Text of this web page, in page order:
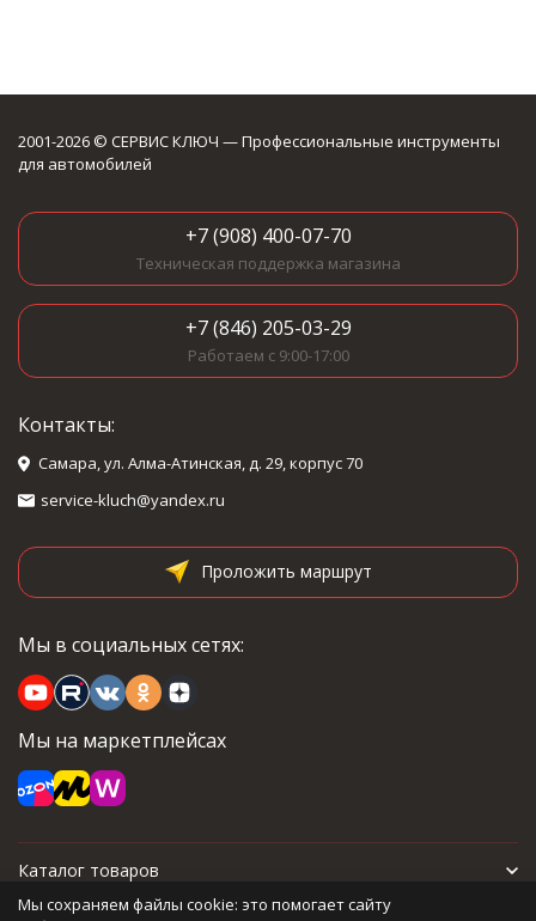
2001-2026 © СЕРВИС КЛЮЧ — Профессиональные инструменты
для автомобилей
+7 (908) 400-07-70
Техническая поддержка магазина
+7 (846) 205-03-29
Работаем с 9:00-17:00
Контакты:
Самара, ул. Алма-Атинская, д. 29, корпус 70
service-kluch@yandex.ru
Проложить маршрут
Мы в социальных сетях:
Мы на маркетплейсах
Каталог товаров
Мы сохраняем файлы cookie: это помогает сайту